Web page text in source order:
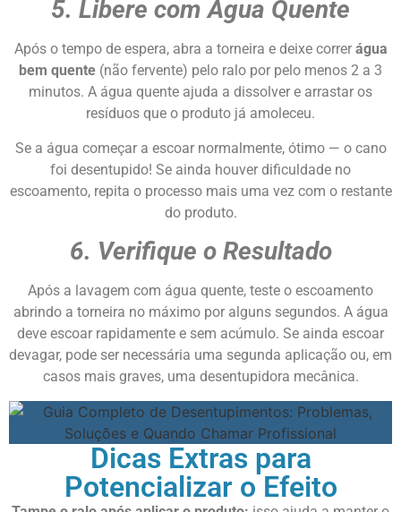
5. Libere com Água Quente
Após o tempo de espera, abra a torneira e deixe correr água
bem quente (não fervente) pelo ralo por pelo menos 2 a 3
minutos. A água quente ajuda a dissolver e arrastar os
resíduos que o produto já amoleceu.
Se a água começar a escoar normalmente, ótimo — o cano
foi desentupido! Se ainda houver dificuldade no
escoamento, repita o processo mais uma vez com o restante
do produto.
6. Verifique o Resultado
Após a lavagem com água quente, teste o escoamento
abrindo a torneira no máximo por alguns segundos. A água
deve escoar rapidamente e sem acúmulo. Se ainda escoar
devagar, pode ser necessária uma segunda aplicação ou, em
casos mais graves, uma desentupidora mecânica.
Dicas Extras para
Potencializar o Efeito